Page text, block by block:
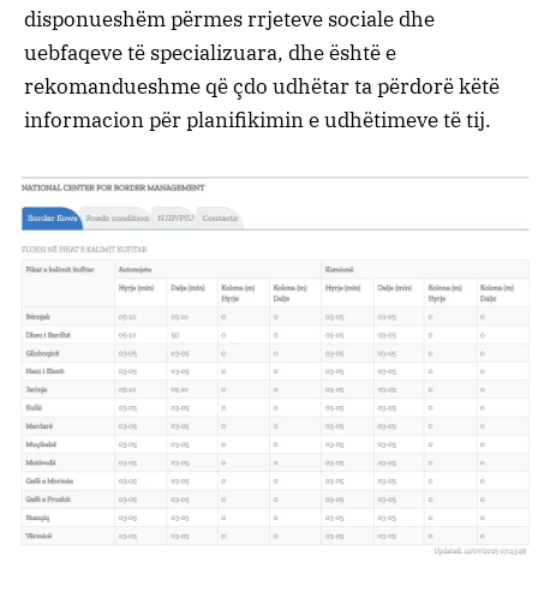
disponueshëm përmes rrjeteve sociale dhe
uebfaqeve të specializuara, dhe është e
rekomandueshme që çdo udhëtar ta përdorë këtë
informacion për planifikimin e udhëtimeve të tij.